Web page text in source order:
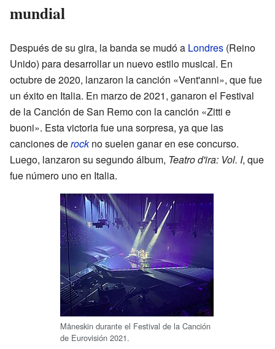
mundial
Después de su gira, la banda se mudó a Londres (Reino
Unido) para desarrollar un nuevo estilo musical. En
octubre de 2020, lanzaron la canción «Vent'anni», que fue
un éxito en Italia. En marzo de 2021, ganaron el Festival
de la Canción de San Remo con la canción «Zitti e
buoni». Esta victoria fue una sorpresa, ya que las
canciones derockno suelen ganar en ese concurso.
Luego, lanzaron su segundo álbum, Teatro d'ira: Vol. I, que
fue número uno en Italia.
Måneskin durante el Festival de la Canción
de Eurovisión 2021.